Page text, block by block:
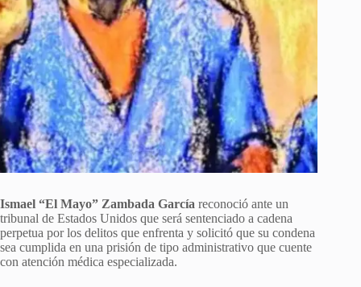
Ismael “El Mayo” Zambada García reconoció ante un
tribunal de Estados Unidos que será sentenciado a cadena
perpetua por los delitos que enfrenta y solicitó que su condena
sea cumplida en una prisión de tipo administrativo que cuente
con atención médica especializada.